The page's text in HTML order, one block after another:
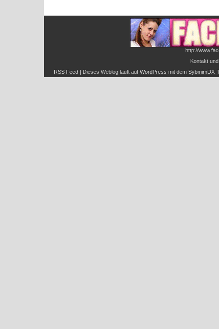
http://
Kontakt
RSS Feed | Dieses Weblog läuft auf WordPress mit dem SybmimDX-